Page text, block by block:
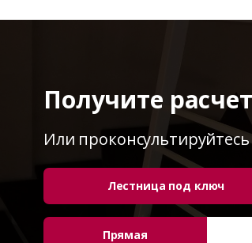
Получите
Или
Лестница под ключ
Прямая